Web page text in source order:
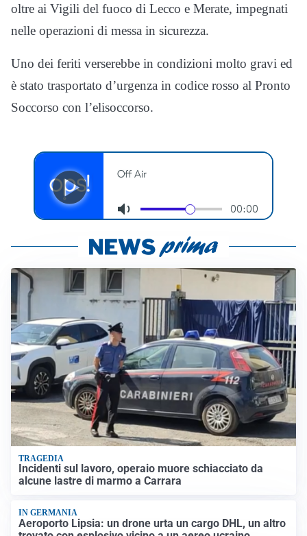
oltre ai Vigili del fuoco di Lecco e Merate, impegnati
nelle operazioni di messa in sicurezza.
Uno dei feriti verserebbe in condizioni molto gravi ed
è stato trasportato d’urgenza in codice rosso al Pronto
Soccorso con l’elisoccorso.
TRAGEDIA
Incidenti sul lavoro, operaio muore schiacciato da
alcune lastre di marmo a Carrara
IN GERMANIA
Aeroporto Lipsia: un drone urta un cargo DHL, un altro